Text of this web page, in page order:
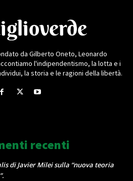
da Gilberto Oneto, Leonardo
l'indipendentismo, la lotta e i
la storia e le ragioni della libertà.
recenti
di Javier Milei sulla “nuova teoria